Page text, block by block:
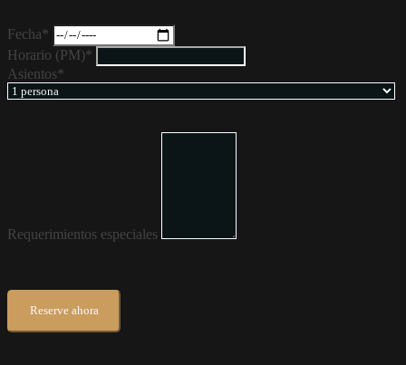
Fecha*
Horario (PM)*
Asientos*
Requerimientos especiales